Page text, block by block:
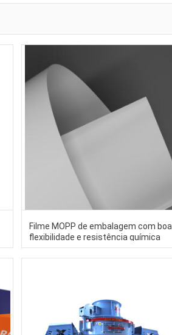
Filme MOPP de embalagem com boa
flexibilidade e resistência química